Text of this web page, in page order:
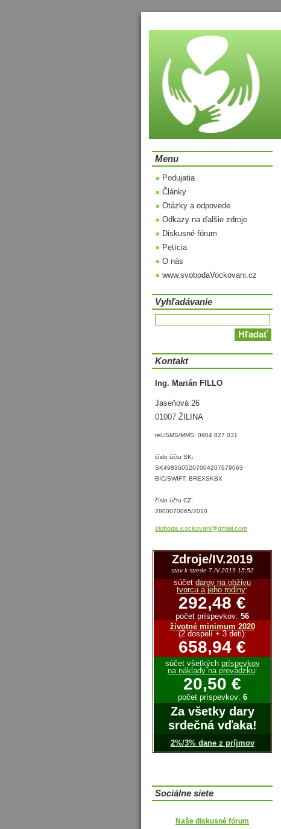
Menu
Podujatia
Články
Otázky a odpovede
Odkazy na ďalšie zdroje
Diskusné fórum
Petícia
O nás
www.svobodaVockovani.cz
Vyhľadávanie
Kontakt
Ing. Marián FILLO
Jaseňová 26
01007 ŽILINA
tel./SMS/MMS: 0904 827 031
číslo účtu SK:
SK4983605207004207679063
BIC/SWIFT: BREXSKBX
číslo účtu CZ:
2800070065/2010
sloboda. v.ockovani@gmail .com
Zdroje/IV.2019
stav k strede 7.IV.2019 15:52
súčet darov na obživu
tvorcu a jeho rodiny:
292,48 €
počet príspevkov: 56
životné minimum 2020
(2 dospelí + 3 deti):
658,94 €
súčet všetkých príspevkov
na náklady na prevádzku:
20,50 €
počet príspevkov: 6
Za všetky dary
srdečná vďaka!
2%/3% dane z príjmov
Sociálne siete
Naše diskusné fórum